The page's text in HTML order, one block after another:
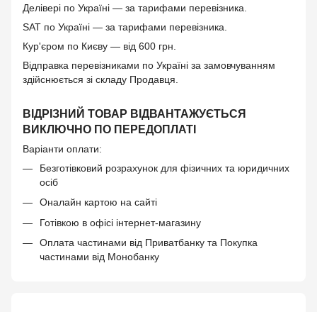
Делівері по Україні — за тарифами перевізника.
SAT по Україні — за тарифами перевізника.
Кур'єром по Києву — від 600 грн.
Відправка перевізниками по Україні за замовчуванням
здійснюється зі складу Продавця.
ВІДРІЗНИЙ ТОВАР ВІДВАНТАЖУЄТЬСЯ
ВИКЛЮЧНО ПО ПЕРЕДОПЛАТІ
Варіанти оплати:
Безготівковий розрахунок для фізичних та юридичних
осіб
Оналайн картою на сайті
Готівкою в офісі інтернет-магазину
Оплата частинами від Приватбанку та Покупка
частинами від Монобанку